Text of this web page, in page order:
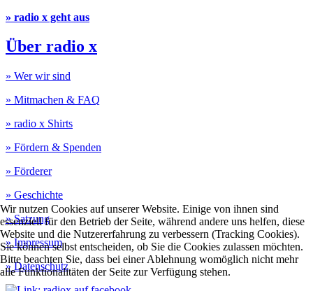
» radio x geht aus
Über radio x
» Wer wir sind
» Mitmachen & FAQ
» radio x Shirts
» Fördern & Spenden
» Förderer
» Geschichte
» Satzung
» Impressum
» Datenschutz
Wir nutzen Cookies auf unserer Website. Einige von ihnen sind
essenziell für den Betrieb der Seite, während andere uns helfen, diese
Website und die Nutzererfahrung zu verbessern (Tracking Cookies).
Sie können selbst entscheiden, ob Sie die Cookies zulassen möchten.
Bitte beachten Sie, dass bei einer Ablehnung womöglich nicht mehr
alle Funktionalitäten der Seite zur Verfügung stehen.